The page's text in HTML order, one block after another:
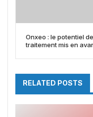
Onxeo : le potentiel
traitement mis en
RELATED POSTS